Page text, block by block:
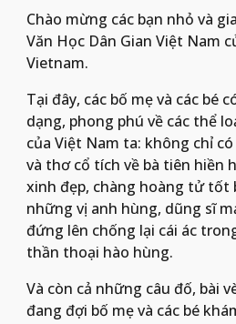
Chào mừng các bạn nhỏ và
Văn Học Dân Gian Việt Nam
Vietnam.
Tại đây, các bố mẹ và các bé
dạng, phong phú về các thể
của Việt Nam ta: không chỉ
và thơ cổ tích về bà tiên hiền
xinh đẹp, chàng hoàng tử tốt
những vị anh hùng, dũng sĩ
đứng lên chống lại cái ác
thần thoại hào hùng.
Và còn cả những câu đố, bài
đang đợi bố mẹ và các bé